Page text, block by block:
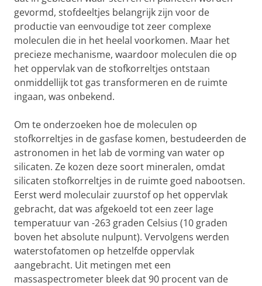
gevormd, stofdeeltjes belangrijk zijn voor de
productie van eenvoudige tot zeer complexe
moleculen die in het heelal voorkomen. Maar het
precieze mechanisme, waardoor moleculen die op
het oppervlak van de stofkorreltjes ontstaan
onmiddellijk tot gas transformeren en de ruimte
ingaan, was onbekend.
Om te onderzoeken hoe de moleculen op
stofkorreltjes in de gasfase komen, bestudeerden de
astronomen in het lab de vorming van water op
silicaten. Ze kozen deze soort mineralen, omdat
silicaten stofkorreltjes in de ruimte goed nabootsen.
Eerst werd moleculair zuurstof op het oppervlak
gebracht, dat was afgekoeld tot een zeer lage
temperatuur van -263 graden Celsius (10 graden
boven het absolute nulpunt). Vervolgens werden
waterstofatomen op hetzelfde oppervlak
aangebracht. Uit metingen met een
massaspectrometer bleek dat 90 procent van de